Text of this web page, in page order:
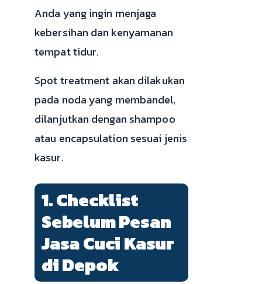
Anda yang ingin menjaga
kebersihan dan kenyamanan
tempat tidur.
Spot treatment akan dilakukan
pada noda yang membandel,
dilanjutkan dengan shampoo
atau encapsulation sesuai jenis
kasur.
1. Checklist
Sebelum Pesan
Jasa Cuci Kasur
di Depok